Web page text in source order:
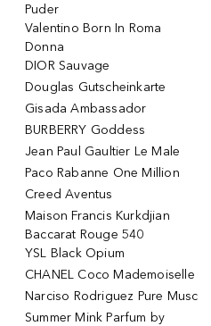
Puder
Valentino Born In Roma
Donna
DIOR Sauvage
Douglas Gutscheinkarte
Gisada Ambassador
BURBERRY Goddess
Jean Paul Gaultier Le Male
Paco Rabanne One Million
Creed Aventus
Maison Francis Kurkdjian
Baccarat Rouge 540
YSL Black Opium
CHANEL Coco Mademoiselle
Narciso Rodriguez Pure Musc
Summer Mink Parfum by